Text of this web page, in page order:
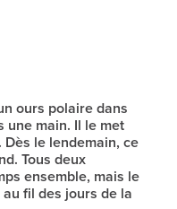
ours polaire dans
une main. Il le met
le lendemain, ce
Tous deux
ensemble, mais le
fil des jours de la